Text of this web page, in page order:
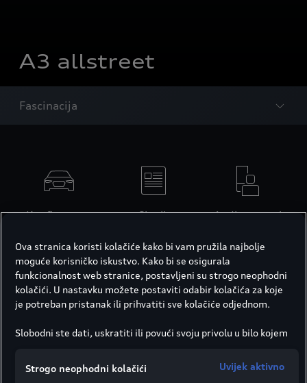
A3 allstreet
Fascinacija
Konfigurator Cjenik Audi partneri
Ova stranica koristi kolačiće kako bi vam pružila najbolje
moguće korisničko iskustvo. Kako bi se osigurala
funkcionalnost web stranice, postavljeni su strogo neophodni
kolačići. U nastavku možete postaviti odabir kolačića za koje
je potreban pristanak ili prihvatiti sve kolačiće odjednom.
Slobodni ste dati, uskratiti ili povući svoju privolu u bilo kojem
Društvo Porsche Croatia d.o.o. odgovorno je za ovu web
stranicu i kolačiće. Za više informacija o kolačićima (kao i
Strogo neophodni kolačići Uvijek aktivno